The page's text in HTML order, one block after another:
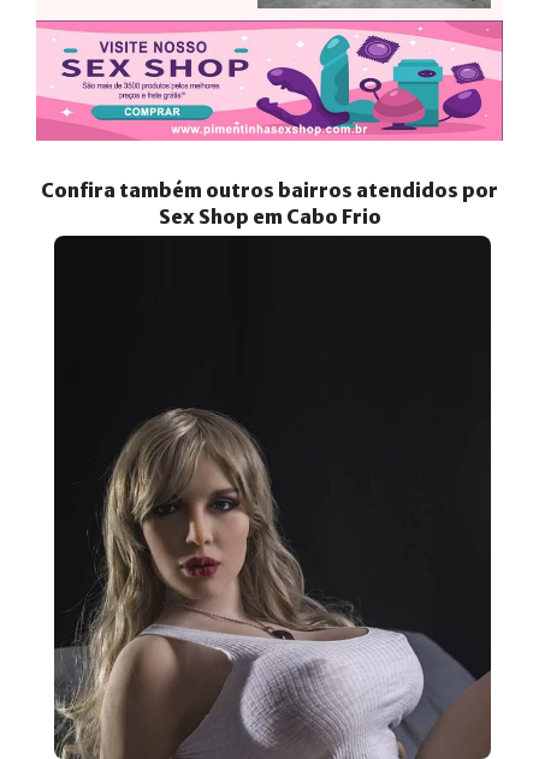
Confira também outros bairros atendidos por
Sex Shop em Cabo Frio